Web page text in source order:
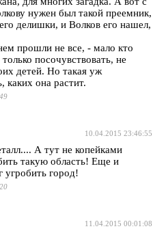
нужен был такой преемник,
делишки, и Волков его нашел,
прошли не все, - мало кто
посочувствовать, не
детей. Но такая уж
каких она растит.
10.04.2015 23:46:55
А тут не копейками
такую область! Еще и
город!
11.04.2015 00:01:08